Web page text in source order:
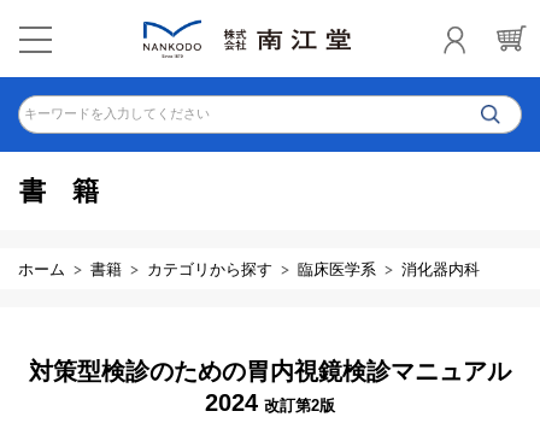
キーワードを入力してください
書籍
ホーム 書籍 カテゴリから探す 臨床医学系 消化器内科
対策型検診のための胃内視鏡検診マニュアル
2024 改訂第2版